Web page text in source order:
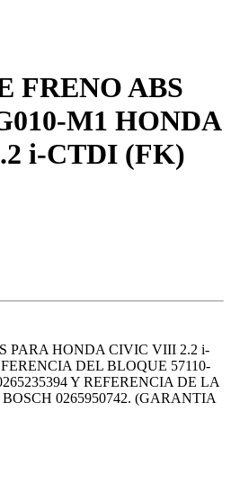
FRENO ABS
M1 HONDA
i-CTDI (FK)
PARA HONDA CIVIC VIII 2.2 i-
DEL BLOQUE 57110-
Y REFERENCIA DE LA
0265950742. (GARANTIA